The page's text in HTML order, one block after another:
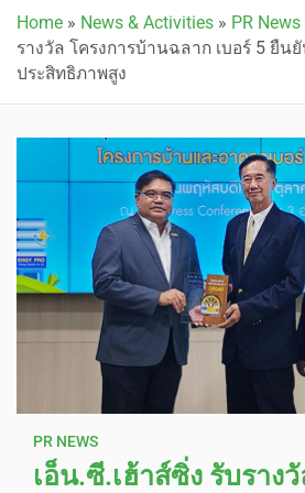
Home » News & Activities » PR News
รางวัล โครงการบ้านฉลาก เบอร์ 5 ยื
ประสิทธิภาพสูง
PR NEWS
เอ็น.ซี.เฮ้าส์ซิ่ง รับราง